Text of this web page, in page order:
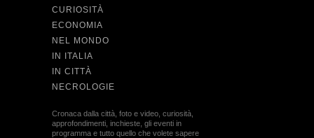
CURIOSITÀ
ECONOMIA
NEL MONDO
IN ITALIA
IN CITTÀ
NECROLOGIE
Cronaca dalla città, foto e video, curiosità,
approfondimenti, inchieste, gli eventi in
programma e tutto quello che volete sapere